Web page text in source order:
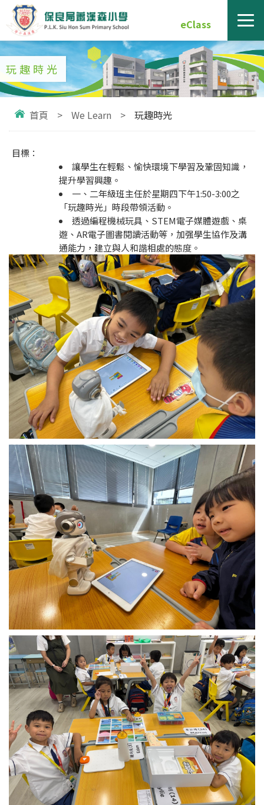
eClass
玩趣時光
首頁 > We Learn > 玩趣時光
目標：
讓學生在輕鬆、愉快環境下學習及鞏固知識，
提升學習興趣。
一、二年級班主任於星期四下午1:50-3:00之
「玩趣時光」時段帶領活動。
透過編程機械玩具、STEM電子媒體遊戲、桌
遊、AR電子圖書閱讀活動等，加强學生協作及溝
通能力，建立與人和諧相處的態度。